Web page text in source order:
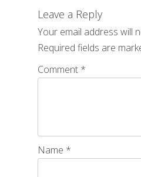
Leave a Reply
Your email address will
Required fields are
Comment *
Name *